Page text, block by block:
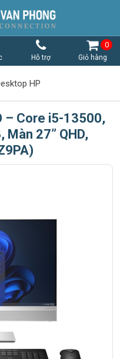
Hỗ trợ Giỏ hàng
0
HP
– Core i5-13500,
Màn 27” QHD,